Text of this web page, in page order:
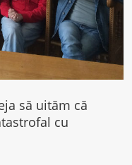
să uităm că
cu